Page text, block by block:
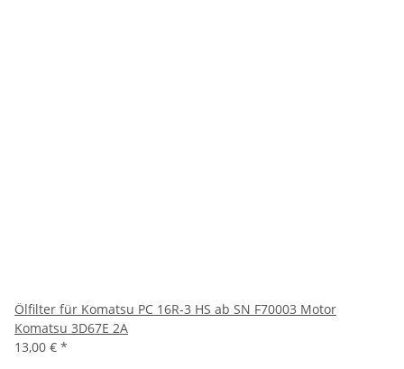
Ölfilter für Komatsu PC 16R-3 HS ab SN F70003 Motor
Komatsu 3D67E 2A
13,00 € *